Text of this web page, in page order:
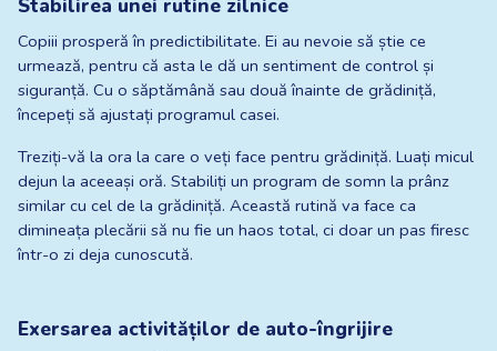
Stabilirea unei rutine zilnice
Copiii prosperă în predictibilitate. Ei au nevoie să știe ce
urmează, pentru că asta le dă un sentiment de control și
siguranță. Cu o săptămână sau două înainte de grădiniță,
începeți să ajustați programul casei.
Treziți-vă la ora la care o veți face pentru grădiniță. Luați micul
dejun la aceeași oră. Stabiliți un program de somn la prânz
similar cu cel de la grădiniță. Această rutină va face ca
dimineața plecării să nu fie un haos total, ci doar un pas firesc
într-o zi deja cunoscută.
Exersarea activităților de auto-îngrijire